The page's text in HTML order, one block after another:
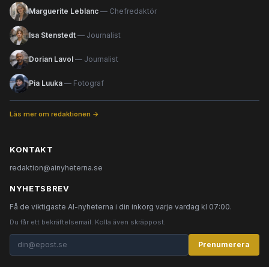
Marguerite Leblanc — Chefredaktör
Isa Stenstedt — Journalist
Dorian Lavol — Journalist
Pia Luuka — Fotograf
Läs mer om redaktionen →
KONTAKT
redaktion@ainyheterna.se
NYHETSBREV
Få de viktigaste AI-nyheterna i din inkorg varje vardag kl 07:00.
Du får ett bekräftelsemail. Kolla även skräppost.
Prenumerera